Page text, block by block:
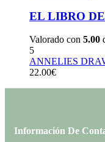
EL LIBRO
Valorado con 5.00
5
ANNELIES
22.00€
Información De